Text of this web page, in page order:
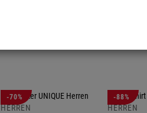
HERREN
-70%
HERREN
-88%